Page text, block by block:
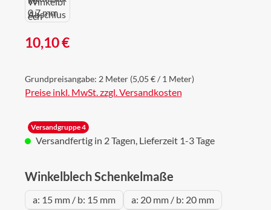
Regulärer Preis:
10,10 €
Grundpreisangabe: 2 Meter (5,05 € / 1 Meter)
Preise inkl. MwSt. zzgl. Versandkosten
Versandgruppe 4
Versandfertig in 2 Tagen, Lieferzeit 1-3 Tage
Winkelblech Schenkelmaße
a: 15 mm / b: 15 mm
a: 20 mm / b: 20 mm